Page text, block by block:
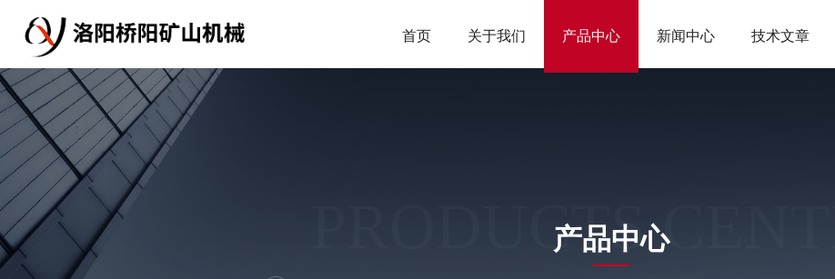
首页 关于我们 产品中心 新闻中心 技术文章
PRODUCTS
产品中心